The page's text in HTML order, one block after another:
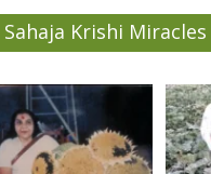
Sahaja Krishi Miracles